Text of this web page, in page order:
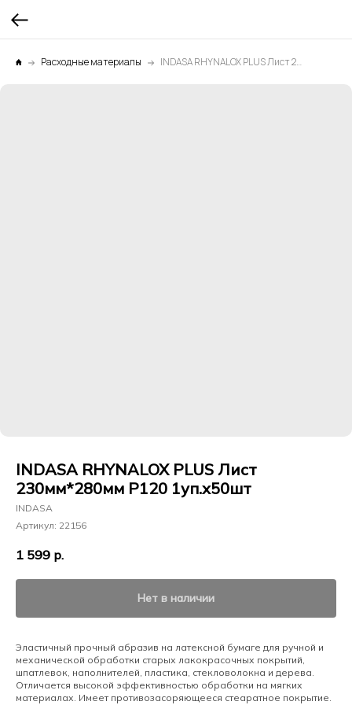
Расходные материалы INDASA RHYNALOX PLUS Лист 230мм*280мм Р120 1уп.х50шт
INDASA RHYNALOX PLUS Лист
230мм*280мм Р120 1уп.х50шт
INDASA
Артикул: 22156
1 599 р.
Нет в наличии
Эластичный прочный абразив на латексной бумаге для ручной и
механической обработки старых лакокрасочных покрытий,
шпатлевок, наполнителей, пластика, стекловолокна и дерева.
Отличается высокой эффективностью обработки на мягких
материалах. Имеет противозасоряющееся стеаратное покрытие.